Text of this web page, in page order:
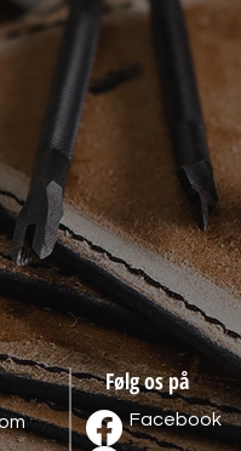
Følg os på
Facebook